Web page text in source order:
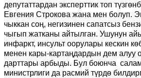
депутаттардан эксперттик топ
Евгения Строкова жана мен болуп.
чыккан соң, негизинен сапатсыз
чыгып жатканы айтылган. Ушунун
инфаркт, инсульт оорулары кескин
менен кары-картаңдардын дем алуу
дарттары арбыды. Бул боюнча
министрлиги да расмий түрдө